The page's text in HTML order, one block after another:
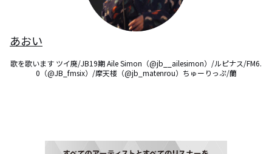
あおい
歌を歌います ツイ廃/JB19期 Aile Simon（@jb__ailesimon）/ルピナス/FM6.
0（@JB_fmsix）/摩天楼（@jb_matenrou）ちゅーりっぷ/蘭